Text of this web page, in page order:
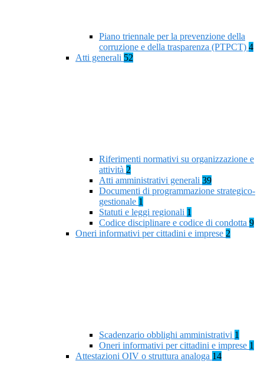
Piano triennale per la prevenzione della
corruzione e della trasparenza (PTPCT) 4
Atti generali 52
Riferimenti normativi su organizzazione e
attività 2
Atti amministrativi generali 39
Documenti di programmazione strategico-
gestionale 1
Statuti e leggi regionali 1
Codice disciplinare e codice di condotta 9
Oneri informativi per cittadini e imprese 2
Scadenzario obblighi amministrativi 1
Oneri informativi per cittadini e imprese 1
Attestazioni OIV o struttura analoga 14